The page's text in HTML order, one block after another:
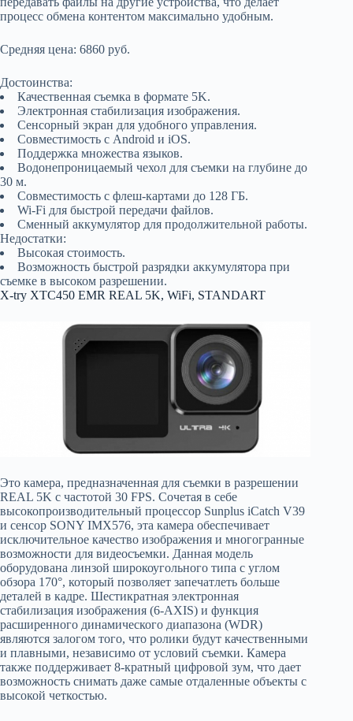
процесс обмена контентом максимально удобным.
Средняя цена: 6860 руб.
Достоинства:
Качественная съемка в формате 5K.
Электронная стабилизация изображения.
Сенсорный экран для удобного управления.
Совместимость с Android и iOS.
Поддержка множества языков.
Водонепроницаемый чехол для съемки на глубине до
30 м.
Совместимость с флеш-картами до 128 ГБ.
Wi-Fi для быстрой передачи файлов.
Сменный аккумулятор для продолжительной работы.
Недостатки:
Высокая стоимость.
Возможность быстрой разрядки аккумулятора при
съемке в высоком разрешении.
X-try XTC450 EMR REAL 5K, WiFi, STANDART
Это камера, предназначенная для съемки в разрешении
REAL 5K с частотой 30 FPS. Сочетая в себе
высокопроизводительный процессор Sunplus iCatch V39
и сенсор SONY IMX576, эта камера обеспечивает
исключительное качество изображения и многогранные
возможности для видеосъемки. Данная модель
оборудована линзой широкоугольного типа с углом
обзора 170°, который позволяет запечатлеть больше
деталей в кадре. Шестикратная электронная
стабилизация изображения (6-AXIS) и функция
расширенного динамического диапазона (WDR)
являются залогом того, что ролики будут качественными
и плавными, независимо от условий съемки. Камера
также поддерживает 8-кратный цифровой зум, что дает
возможность снимать даже самые отдаленные объекты с
высокой четкостью.